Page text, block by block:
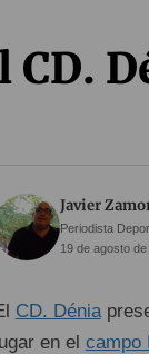
CD.
Javier
Periodista
19 de agosto
CD. Dénia
en el campo